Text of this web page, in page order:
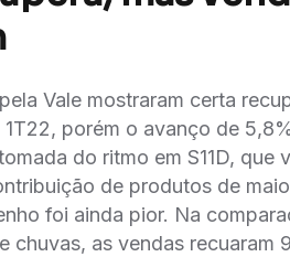
Vale mostraram certa
porém o avanço de
do ritmo em S11D, que
de produtos de
foi ainda pior. Na
chuvas, as vendas recuaram